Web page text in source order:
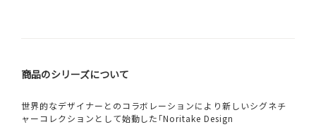
商品のシリーズについて
世界的なデザイナーとのコラボレーションにより新しいシグネチ
ャーコレクションとして始動した｢Noritake Design